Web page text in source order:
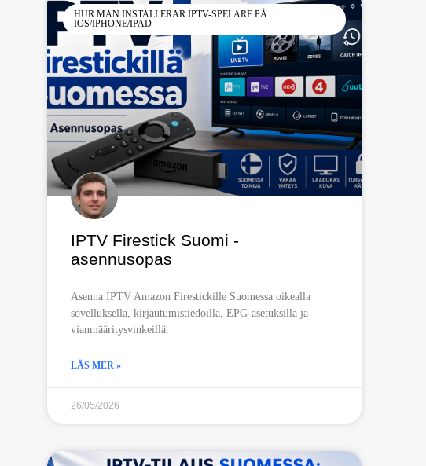
HUR MAN INSTALLERAR IPTV-SPELARE PÅ
IOS/IPHONE/IPAD
IPTV Firestick Suomi -
asennusopas
Asenna IPTV Amazon Firestickille Suomessa oikealla
sovelluksella, kirjautumistiedoilla, EPG-asetuksilla ja
vianmääritysvinkeillä.
LÄS MER »
26/05/2026